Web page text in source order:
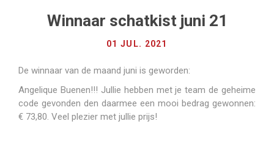
Winnaar schatkist juni 21
01 JUL. 2021
De winnaar van de maand juni is geworden:
Angelique Buenen!!! Jullie hebben met je team de geheime
code gevonden den daarmee een mooi bedrag gewonnen:
€ 73,80. Veel plezier met jullie prijs!